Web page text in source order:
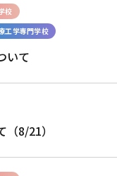
校
工学専門学校
いて
8/21）